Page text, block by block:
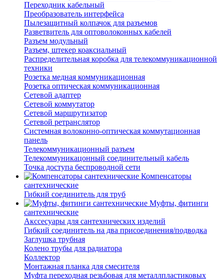
Переходник кабельный
Преобразователь интерфейса
Пылезащитный колпачок для разъемов
Разветвитель для оптоволоконных кабелей
Разъем модульный
Разъем, штекер коаксиальный
Распределительная коробка для телекоммуникационной
техники
Розетка медная коммуникационная
Розетка оптическая коммуникационная
Сетевой адаптер
Сетевой коммутатор
Сетевой маршрутизатор
Сетевой ретранслятор
Системная волоконно-оптическая коммутационная
панель
Телекоммуникационный разъем
Телекоммуникацонный соединительный кабель
Точка доступа беспроводной сети
Компенсаторы
сантехнические
Гибкий соединитель для труб
Муфты, фитинги
сантехнические
Акссесуары для сантехнических изделий
Гибкий соединитель на два присоединения/подводка
Заглушка трубная
Колено трубы для радиатора
Коллектор
Монтажная планка для смесителя
Муфта переходная резьбовая для металлпластиковых